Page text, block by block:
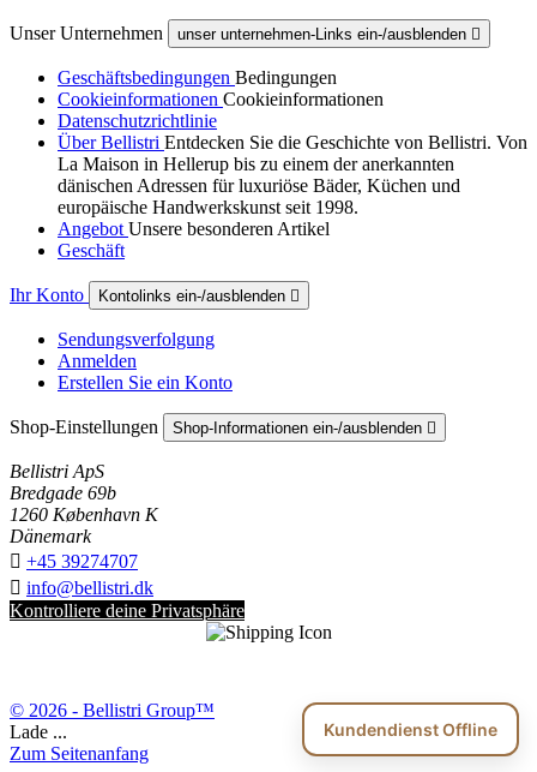
Unser Unternehmen unser unternehmen-Links ein-/ausblenden 
Geschäftsbedingungen Bedingungen
Cookieinformationen Cookieinformationen
Datenschutzrichtlinie
Über Bellistri Entdecken Sie die Geschichte von Bellistri. Von
La Maison in Hellerup bis zu einem der anerkannten
dänischen Adressen für luxuriöse Bäder, Küchen und
europäische Handwerkskunst seit 1998.
Angebot Unsere besonderen Artikel
Geschäft
Ihr Konto Kontolinks ein-/ausblenden 
Sendungsverfolgung
Anmelden
Erstellen Sie ein Konto
Shop-Einstellungen Shop-Informationen ein-/ausblenden 
Bellistri ApS
Bredgade 69b
1260 København K
Dänemark
 +45 39274707
 info@bellistri.dk
Kontrolliere deine Privatsphäre
Kundendienst Offline
© 2026 - Bellistri Group™
Lade ...
Zum Seitenanfang